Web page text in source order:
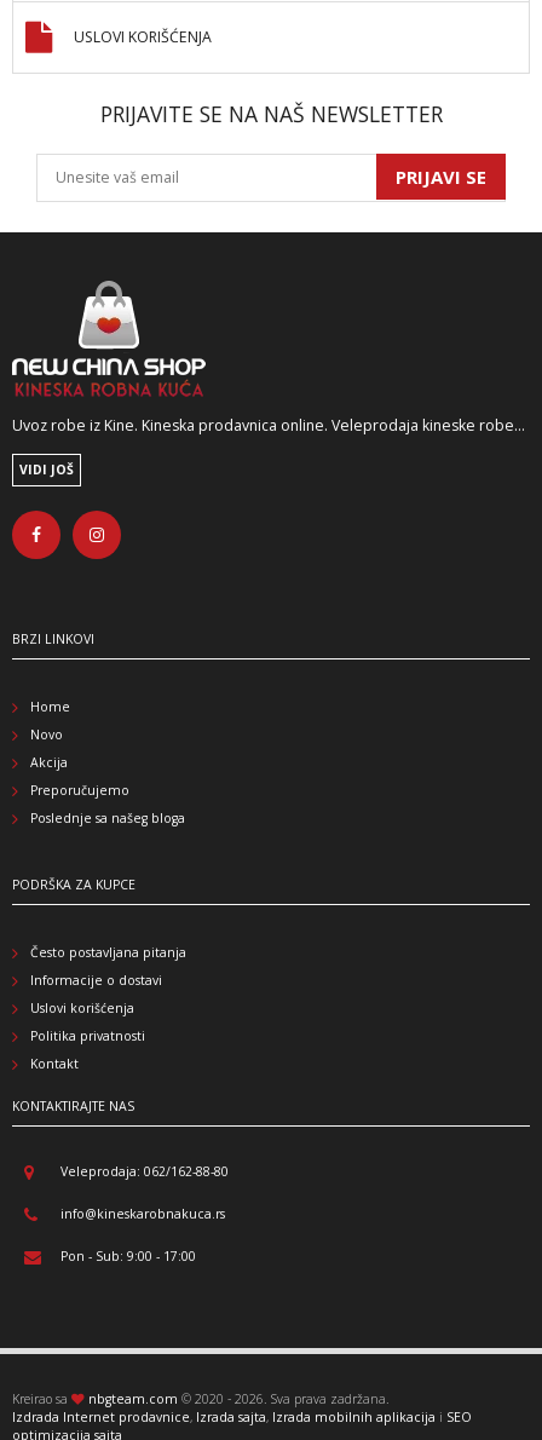
USLOVI KORIŠĆENJA
PRIJAVITE SE NA NAŠ NEWSLETTER
PRIJAVI SE
Uvoz robe iz Kine. Kineska prodavnica online. Veleprodaja kineske robe...
VIDI JOŠ
BRZI LINKOVI
Home
Novo
Akcija
Preporučujemo
Poslednje sa našeg bloga
PODRŠKA ZA KUPCE
Često postavljana pitanja
Informacije o dostavi
Uslovi korišćenja
Politika privatnosti
Kontakt
KONTAKTIRAJTE NAS
Veleprodaja: 062/162-88-80
info@kineskarobnakuca.rs
Pon - Sub: 9:00 - 17:00
Kreirao sa nbgteam.com © 2020 - 2026. Sva prava zadržana.
Izdrada Internet prodavnice, Izrada sajta, Izrada mobilnih aplikacija i SEO
optimizacija sajta